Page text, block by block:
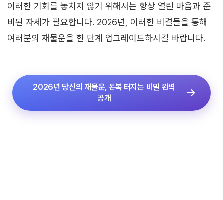
이러한 기회를 놓치지 않기 위해서는 항상 열린 마음과 준
비된 자세가 필요합니다. 2026년, 이러한 비결들을 통해
여러분의 재물운을 한 단계 업그레이드하시길 바랍니다.
2026년 당신의 재물운, 돈복 터지는 비밀 완벽
공개